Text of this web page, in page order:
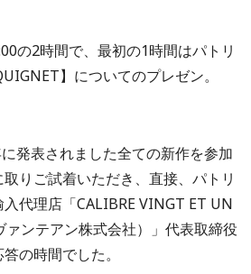
の2時間で、最初の1時間はパトリ
】についてのプレゼン。
発表されました全ての新作を参加
りご試着いただき、直接、パトリ
代理店「CALIBRE VINGT ET UN
ァンテアン株式会社）」代表取締役
の時間でした。